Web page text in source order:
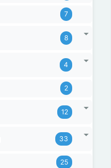
7
8
4
2
12
33
25